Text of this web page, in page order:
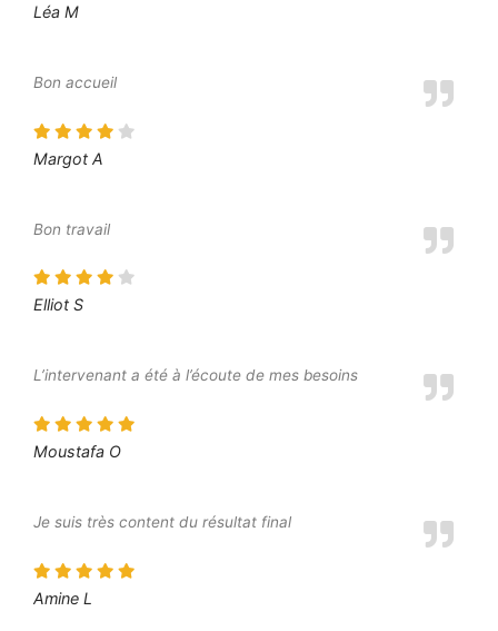
Léa M
Bon accueil
Margot A
Bon travail
Elliot S
L’intervenant a été à l’écoute de mes besoins
Moustafa O
Je suis très content du résultat final
Amine L